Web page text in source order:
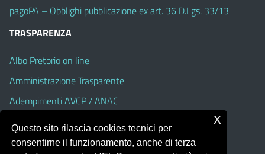
pagoPA – Obblighi pubblicazione ex art. 36 D.Lgs. 33/13
TRASPARENZA
Albo Pretorio on line
Amministrazione Trasparente
Adempimenti AVCP / ANAC
Accesso Civico
Dichiarazione di accessibilità
Questo sito rilascia cookies tecnici per
consentirne il funzionamento, anche di terza
x